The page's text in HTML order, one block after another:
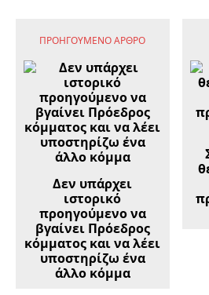
ΠΡΟΗΓΟΎΜΕΝΟ ΆΡΘΡΟ
Δεν υπάρχει
ιστορικό
προηγούμενο να
βγαίνει Πρόεδρος
κόμματος και να λέει
υποστηρίζω ένα
άλλο κόμμα